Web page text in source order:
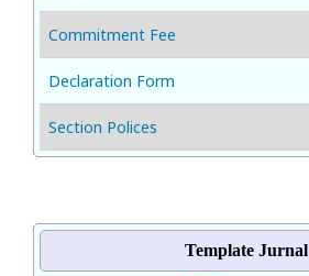
Commitment Fee
Declaration Form
Section Polices
Template Jurnal